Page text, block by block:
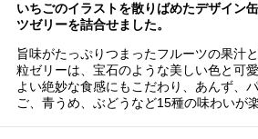
いちごのイラストを散りばめたデザイン
ツゼリーを詰合せました。
旨味がたっぷりつまったフルーツの果汁
粒ゼリーは、宝石のような美しい色と可
よい絶妙な食感にもこだわり、あんず、
ご、青うめ、ぶどうなど15種の味わいが